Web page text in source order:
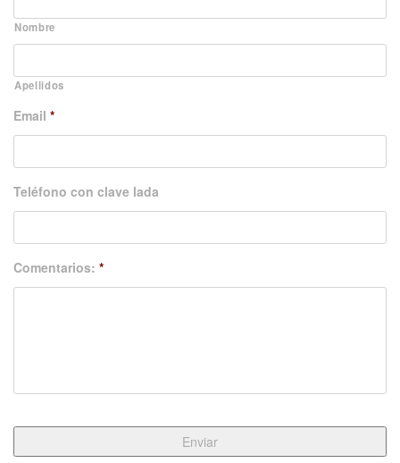
Nombre
Apellidos
Email *
Teléfono con clave lada
Comentarios: *